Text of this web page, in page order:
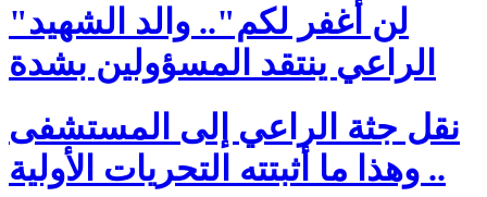
"لن أغفر لكم".. والد الشهيد
الراعي ينتقد المسؤولين بشدة
نقل جثة الراعي إلى المستشفى
.. وهذا ما أثبتته التحريات الأولية